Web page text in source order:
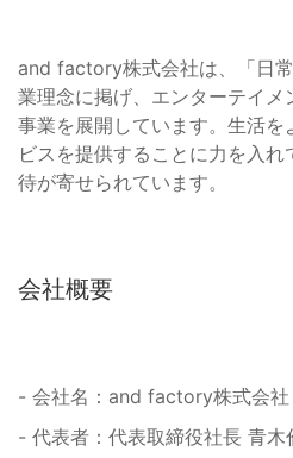
and factory株式会社は、「日
業理念に掲げ、エンターテイメ
事業を展開しています。生活
ビスを提供することに力を入
待が寄せられています。
会社概要
- 会社名：and factory株式会社
- 代表者：代表取締役社長 青木